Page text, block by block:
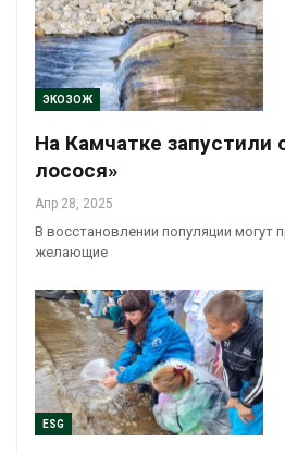
ЭКОЗОЖ
На Камчатке запустили
лосося»
Апр 28, 2025
В восстановлении популяции могут
желающие
ESG